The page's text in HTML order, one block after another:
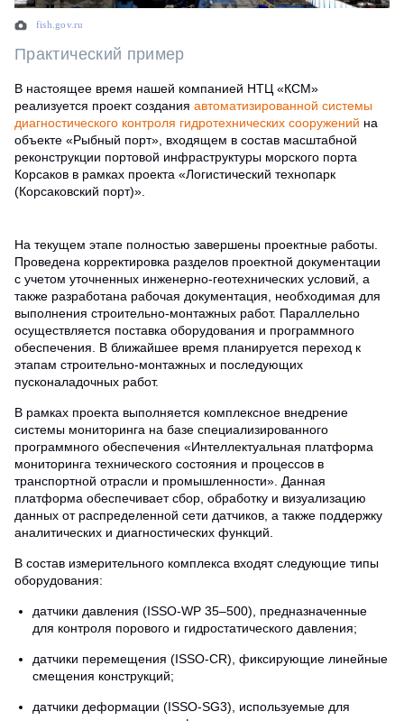
fish.gov.ru
Практический пример
В настоящее время нашей компанией НТЦ «КСМ»
реализуется проект создания автоматизированной системы
диагностического контроля гидротехнических сооружений на
объекте «Рыбный порт», входящем в состав масштабной
реконструкции портовой инфраструктуры морского порта
Корсаков в рамках проекта «Логистический технопарк
(Корсаковский порт)».
На текущем этапе полностью завершены проектные работы.
Проведена корректировка разделов проектной документации
с учетом уточненных инженерно-геотехнических условий, а
также разработана рабочая документация, необходимая для
выполнения строительно-монтажных работ. Параллельно
осуществляется поставка оборудования и программного
обеспечения. В ближайшее время планируется переход к
этапам строительно-монтажных и последующих
пусконаладочных работ.
В рамках проекта выполняется комплексное внедрение
системы мониторинга на базе специализированного
программного обеспечения «Интеллектуальная платформа
мониторинга технического состояния и процессов в
транспортной отрасли и промышленности». Данная
платформа обеспечивает сбор, обработку и визуализацию
данных от распределенной сети датчиков, а также поддержку
аналитических и диагностических функций.
В состав измерительного комплекса входят следующие типы
оборудования:
датчики давления (ISSO-WP 35–500), предназначенные
для контроля порового и гидростатического давления;
датчики перемещения (ISSO-CR), фиксирующие линейные
смещения конструкций;
датчики деформации (ISSO-SG3), используемые для